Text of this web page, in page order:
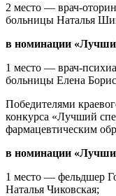
2 место — врач-
больницы Наталья
в номинации
1 место — врач-
больницы Елена
Победителями
конкурса «Лучший
фармацевтическим
в номинации
1 место — фельдшер
Наталья Чиковская;